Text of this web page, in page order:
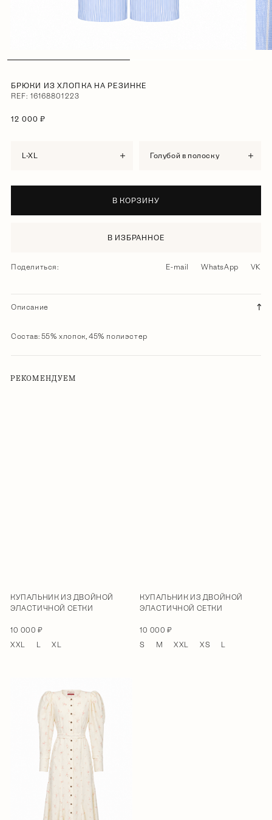
БРЮКИ ИЗ ХЛОПКА НА РЕЗИНКЕ
REF: 16168801223
12 000 ₽
L-XL голубой в полоску
В КОРЗИНУ
В ИЗБРАННОЕ
Поделиться: E-mail WhatsApp VK
Описание
Состав: 55% хлопок, 45% полиэстер
РЕКОМЕНДУЕМ
КУПАЛЬНИК ИЗ ДВОЙНОЙ
ЭЛАСТИЧНОЙ СЕТКИ
10 000 ₽
XXL
L XL
КУПАЛЬНИК ИЗ ДВОЙНОЙ
ЭЛАСТИЧНОЙ СЕТКИ
10 000 ₽
S
M XXL XS L